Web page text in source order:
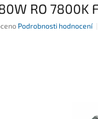
RO 7800K
Podrobnosti hodnocení